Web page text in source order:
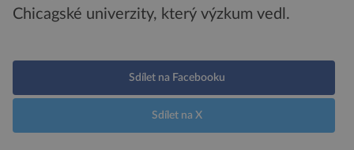
Chicagské univerzity, který výzkum vedl.
Sdílet na Facebooku
Sdílet na X